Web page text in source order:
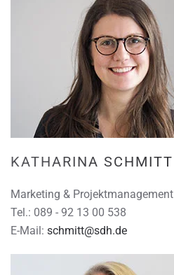
KATHARINA SCHMITT
Marketing & Projektmanagement
Tel.: 089 - 92 13 00 538
E-Mail: schmitt@sdh.de